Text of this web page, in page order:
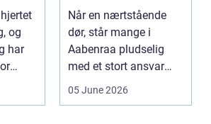
og
har
værdig afsked
Når en nærtstående
dør, står mange i
Aabenraa pludselig
med et stort ansvar
midt i sorgen.
05 June 2026